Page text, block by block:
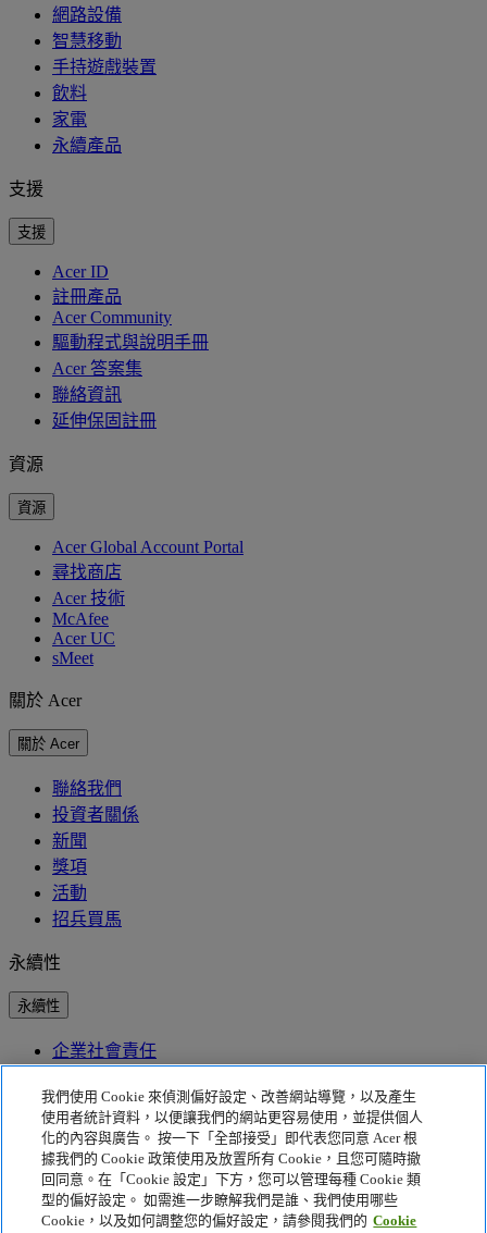
網路設備
智慧移動
手持遊戲裝置
飲料
家電
永續產品
支援
支援
Acer ID
註冊產品
Acer Community
驅動程式與說明手冊
Acer 答案集
聯絡資訊
延伸保固註冊
資源
資源
Acer Global Account Portal
尋找商店
Acer 技術
McAfee
Acer UC
sMeet
關於 Acer
關於 Acer
聯絡我們
投資者關係
新聞
獎項
活動
招兵買馬
永續性
永續性
企業社會責任
Project Humanity
Earthion
EPEAT
隱私權政策
Cookie 政策
我們使用 Cookie 來偵測偏好設定、改善網站導覽，以及產生
使用者統計資料，以便讓我們的網站更容易使用，並提供個人
化的內容與廣告。 按一下「全部接受」即代表您同意 Acer 根
據我們的 Cookie 政策使用及放置所有 Cookie，且您可隨時撤
回同意。在「Cookie 設定」下方，您可以管理每種 Cookie 類
型的偏好設定。 如需進一步瞭解我們是誰、我們使用哪些
Cookie，以及如何調整您的偏好設定，請參閱我們的 Cookie